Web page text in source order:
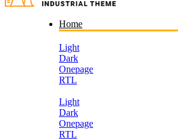
Home
Light
Dark
Onepage
RTL
Light
Dark
Onepage
RTL